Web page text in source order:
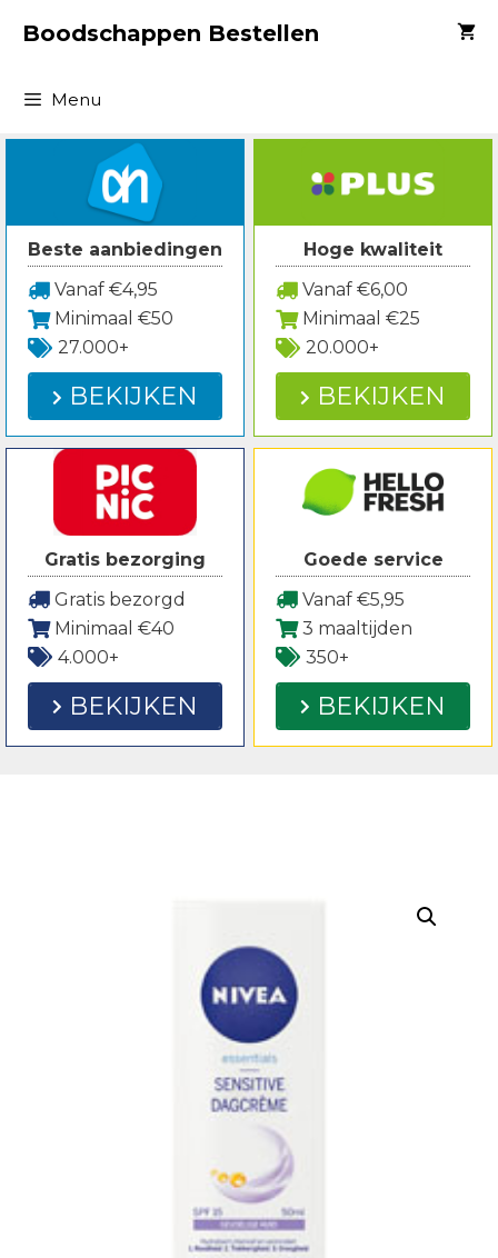
naarBoodschappen Bestellen
Menu
Beste aanbiedingen
Vanaf €4,95
Minimaal €50
27.000+
BEKIJKEN
Hoge kwaliteit
Vanaf €6,00
Minimaal €25
20.000+
BEKIJKEN
Gratis bezorging
Gratis bezorgd
Minimaal €40
4.000+
BEKIJKEN
Goede service
Vanaf €5,95
3 maaltijden
350+
BEKIJKEN